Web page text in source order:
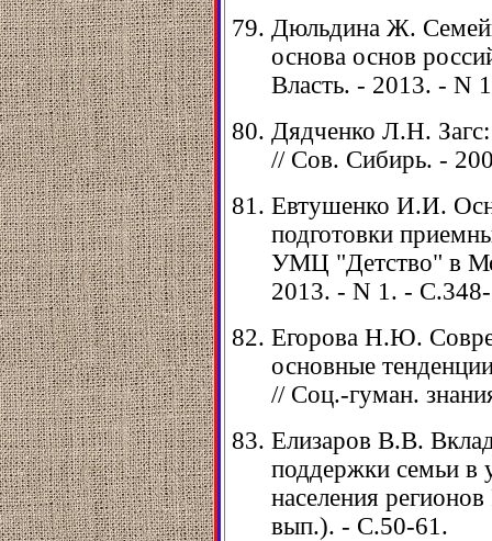
Дюльдина Ж.
основа основ
Власть. - 2013. - N
Дядченко Л.Н.
// Сов. Сибирь. -
Евтушенко И.И.
подготовки
УМЦ "Детство" в
2013. - N 1. -
Егорова Н.Ю.
основные
// Соц.-гуман.
Елизаров В.В.
поддержки семьи в
населения
вып.). - С.50-61.